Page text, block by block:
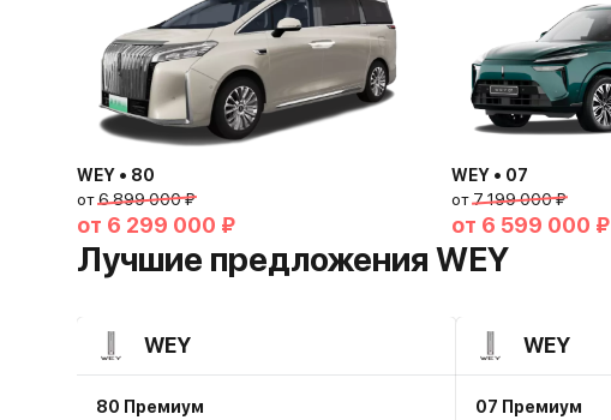
WEY • 80
от6 899 000 ₽
от 6 299 000 ₽
WEY • 07
от7 199 000 ₽
от 6 599 000 ₽
Лучшие предложения WEY
WEY
80 Премиум
WEY
07 Премиум